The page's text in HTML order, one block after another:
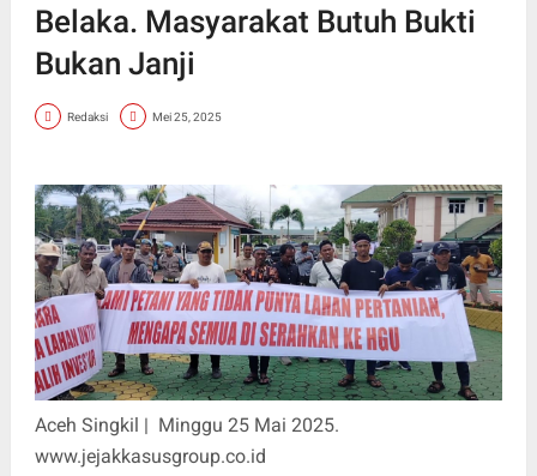
Belaka. Masyarakat Butuh Bukti
Bukan Janji
Redaksi Mei 25, 2025
Aceh Singkil | Minggu 25 Mai 2025.
www.jejakkasusgroup.co.id